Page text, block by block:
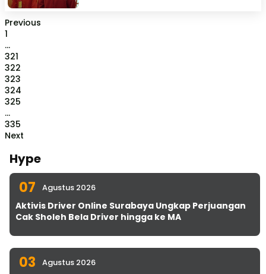
Previous
1
...
321
322
323
324
325
...
335
Next
Hype
07 Agustus 2026
Aktivis Driver Online Surabaya Ungkap Perjuangan
Cak Sholeh Bela Driver hingga ke MA
03 Agustus 2026